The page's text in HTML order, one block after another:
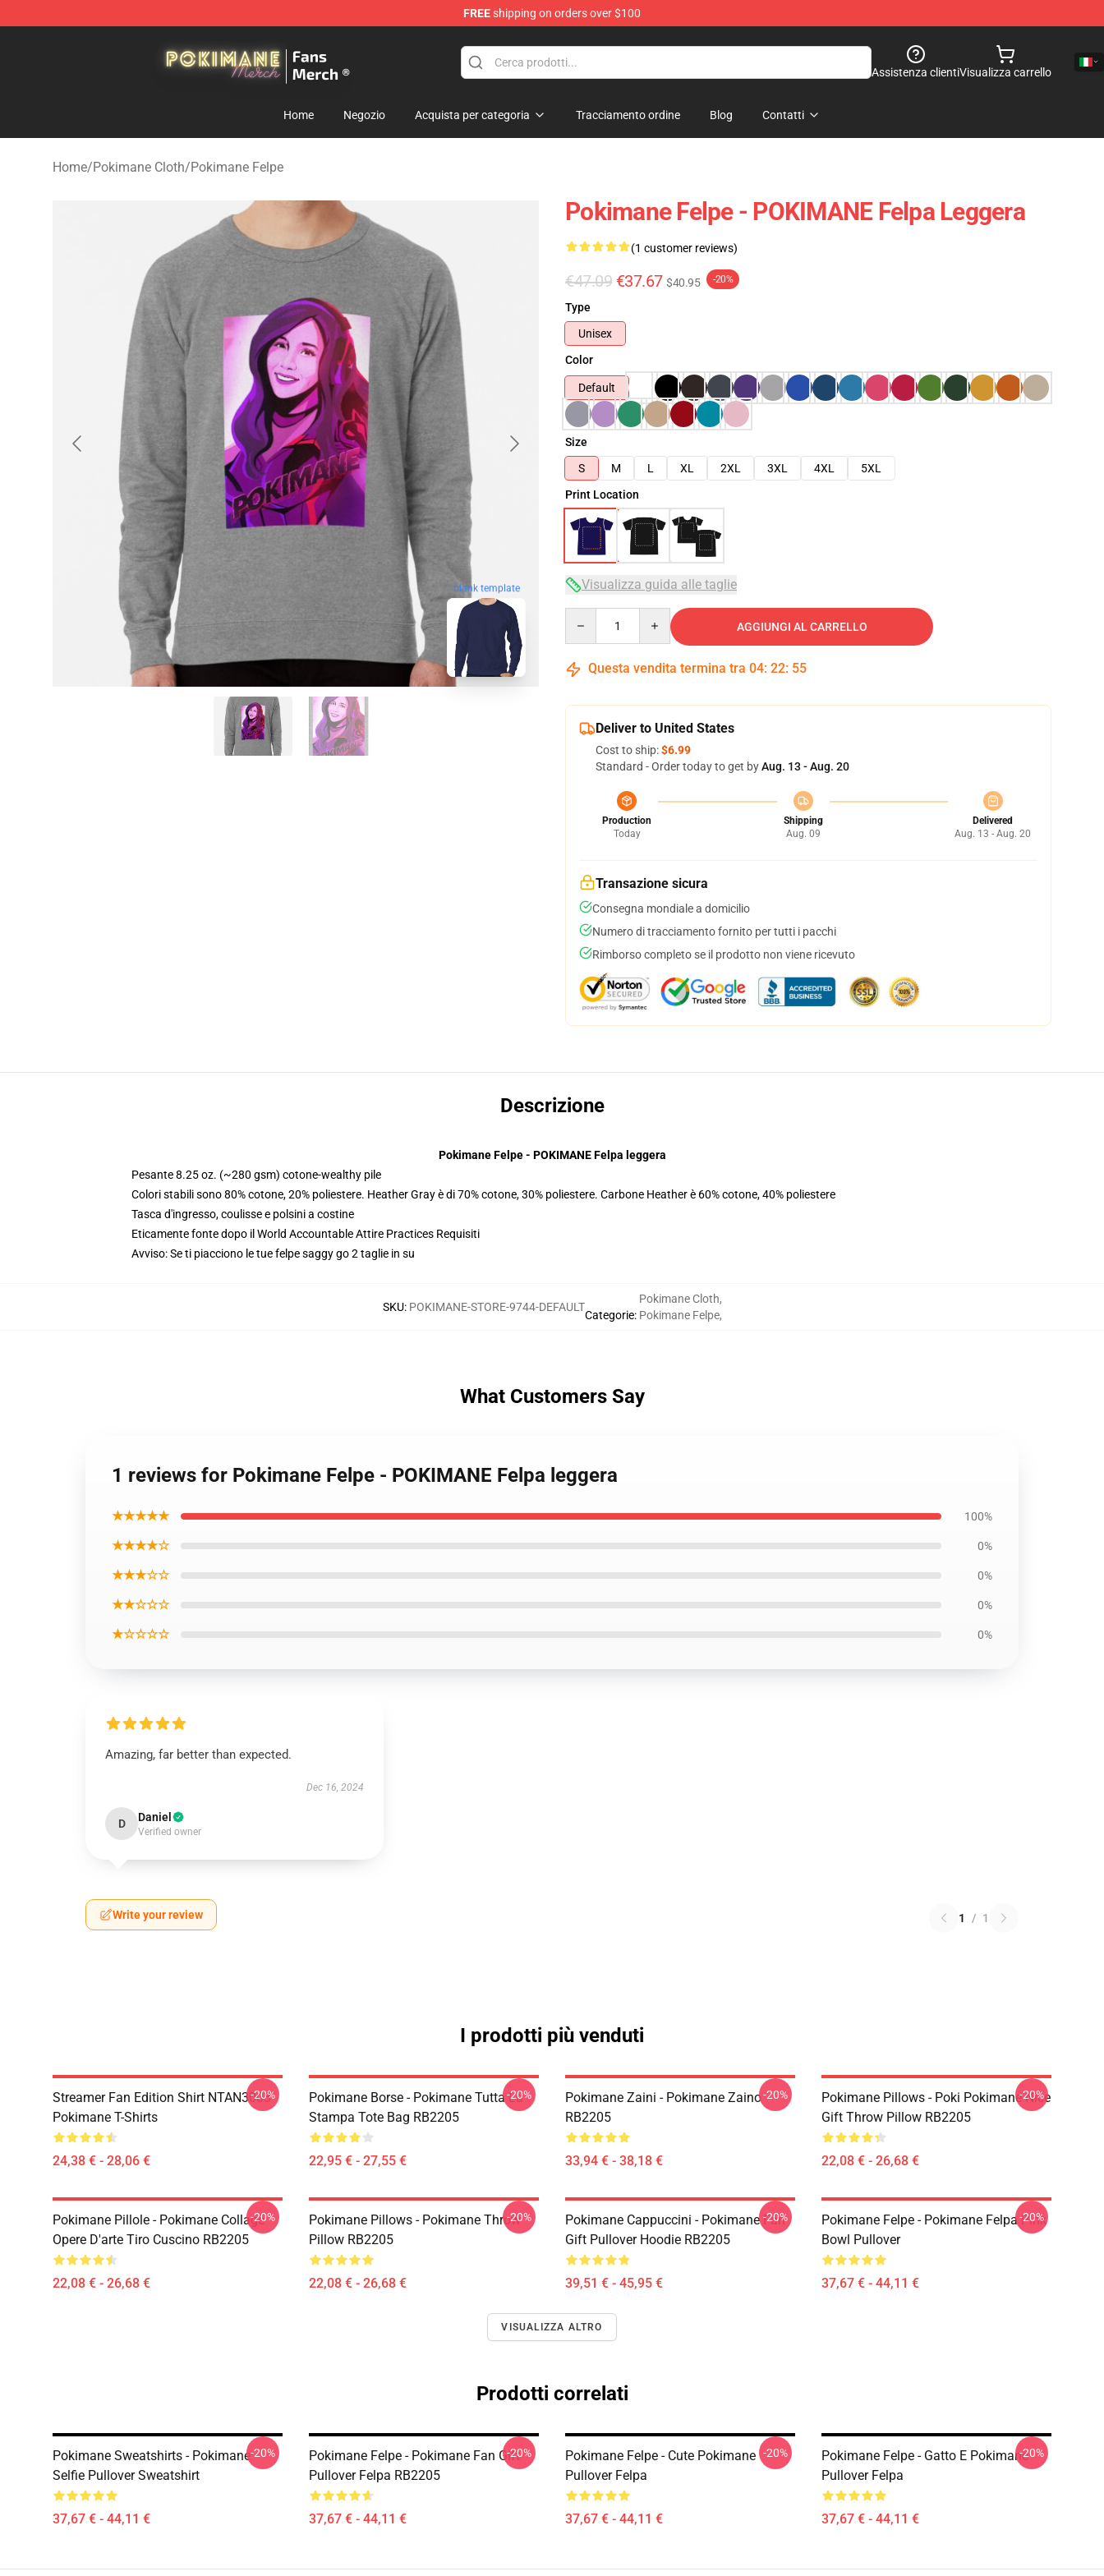
FREEshipping on orders over $100
Assistenza clientiVisualizza carrello
Home Negozio Acquista per categoria Tracciamento ordine Blog Contatti
Home/Pokimane Cloth/Pokimane Felpe
blank template
Pokimane Felpe - POKIMANE Felpa Leggera
(1 customer reviews)
€47.09 €37.67 $40.95 -20%
Type
Unisex
Color
Default
Size
S
M L XL 2XL 3XL 4XL
5XL
Print Location
Visualizza guida alle taglie
AGGIUNGI AL CARRELLO
Questa vendita termina tra 04: 22: 54
Deliver to United States
Cost to ship:$6.99
Standard - Order today to get byAug. 13 - Aug. 20
Production
Today
Shipping
Aug. 09
Delivered
Aug. 13 - Aug. 20
Transazione sicura
Consegna mondiale a domicilio
Numero di tracciamento fornito per tutti i pacchi
Rimborso completo se il prodotto non viene ricevuto
Descrizione
Pokimane Felpe - POKIMANE Felpa leggera
Pesante 8.25 oz. (~280 gsm) cotone-wealthy pile
Colori stabili sono 80% cotone, 20% poliestere. Heather Gray è di 70% cotone, 30% poliestere. Carbone Heather è 60% cotone, 40% poliestere
Tasca d'ingresso, coulisse e polsini a costine
Eticamente fonte dopo il World Accountable Attire Practices Requisiti
Avviso: Se ti piacciono le tue felpe saggy go 2 taglie in su
SKU: POKIMANE-STORE-9744-DEFAULT
Categorie:
Pokimane Cloth,
Pokimane Felpe,
What Customers Say
1 reviews for Pokimane Felpe - POKIMANE Felpa leggera
★★★★★ 100%
★★★★☆ 0%
★★★☆☆ 0%
★★☆☆☆ 0%
★☆☆☆☆ 0%
Amazing, far better than expected.
Dec 16, 2024
D Daniel
Verified owner
Write your review 1 / 1
I prodotti più venduti
Streamer Fan Edition Shirt NTAN3003
Pokimane T-Shirts
24,38 € - 28,06 €
-20%
Pokimane Borse - Pokimane Tutta La
Stampa Tote Bag RB2205
22,95 € - 27,55 €
-20%
Pokimane Zaini - Pokimane Zaino
RB2205
33,94 € - 38,18 €
-20%
Pokimane Pillows - Poki Pokimane Nice
Gift Throw Pillow RB2205
22,08 € - 26,68 €
-20%
Pokimane Pillole - Pokimane Collage
Opere D'arte Tiro Cuscino RB2205
22,08 € - 26,68 €
-20%
Pokimane Pillows - Pokimane Throw
Pillow RB2205
22,08 € - 26,68 €
-20%
Pokimane Cappuccini - Pokimane Fan
Gift Pullover Hoodie RB2205
39,51 € - 45,95 €
-20%
Pokimane Felpe - Pokimane Felpa Pink
Bowl Pullover
37,67 € - 44,11 €
-20%
VISUALIZZA ALTRO
Prodotti correlati
Pokimane Sweatshirts - Pokimane
Selfie Pullover Sweatshirt
37,67 € - 44,11 €
-20%
Pokimane Felpe - Pokimane Fan Gift
Pullover Felpa RB2205
37,67 € - 44,11 €
-20%
Pokimane Felpe - Cute Pokimane
Pullover Felpa
37,67 € - 44,11 €
-20%
Pokimane Felpe - Gatto E Pokimane
Pullover Felpa
37,67 € - 44,11 €
-20%